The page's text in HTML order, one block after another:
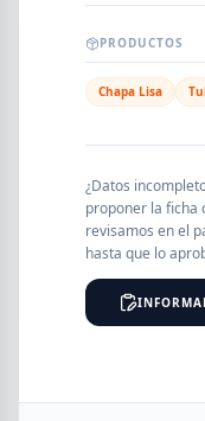
NOMBRE
PROVINCIA
PRODUCTOS
Chapa Lisa
¿Datos
proponer la ficha
revisamos en el
hasta que lo